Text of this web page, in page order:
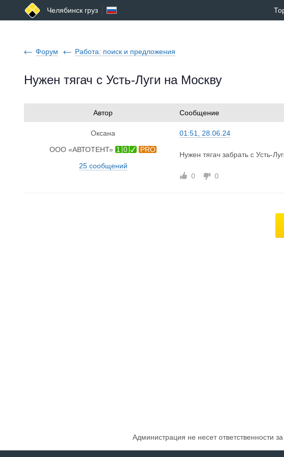
Челябинск груз
Форум Работа: поиск и предложения
Нужен тягач с Усть-Луги на Москву
Автор Сообщение
Оксана
ООО «АВТОТЕНТ» 1 0
PRO
25 сообщений
01:51, 28.06.24
Нужен тягач забрать с Усть-
0 0
Администрация не несет ответственности